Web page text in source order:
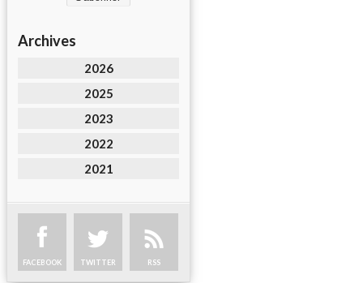
Archives
2026
2025
2023
2022
2021
FACEBOOK TWITTER RSS